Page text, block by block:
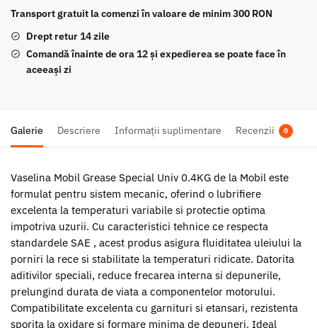
Transport gratuit la comenzi în valoare de minim 300 RON
Drept retur 14 zile
Comandă înainte de ora 12 și expedierea se poate face în
aceeași zi
Galerie Descriere Informații suplimentare Recenzii 0
Vaselina Mobil Grease Special Univ 0.4KG de la Mobil este
formulat pentru sistem mecanic, oferind o lubrifiere
excelenta la temperaturi variabile si protectie optima
impotriva uzurii. Cu caracteristici tehnice ce respecta
standardele SAE , acest produs asigura fluiditatea uleiului la
porniri la rece si stabilitate la temperaturi ridicate. Datorita
aditivilor speciali, reduce frecarea interna si depunerile,
prelungind durata de viata a componentelor motorului.
Compatibilitate excelenta cu garnituri si etansari, rezistenta
sporita la oxidare si formare minima de depuneri. Ideal